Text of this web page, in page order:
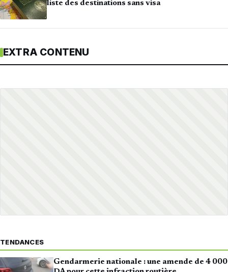
liste des destinations sans visa
EXTRA CONTENU
TENDANCES
Gendarmerie nationale : une amende de 4 000